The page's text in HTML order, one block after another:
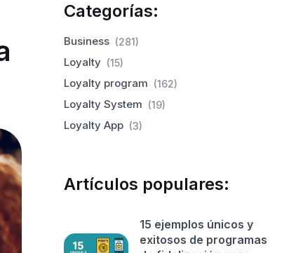
Categorías:
Business (281)
Loyalty (15)
Loyalty program (162)
Loyalty System (19)
Loyalty App (3)
Artículos populares:
15 ejemplos únicos y
exitosos de programas